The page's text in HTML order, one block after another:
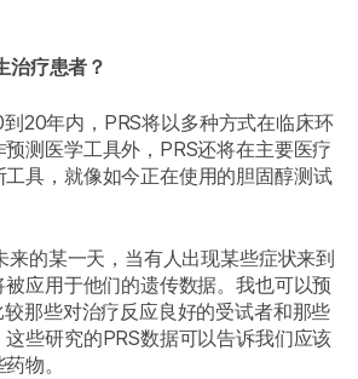
治疗患者？
20年内，PRS将以多种方式在临床环
测医学工具外，PRS还将在主要医疗
具，就像如今正在使用的胆固醇测试
来的某一天，当有人出现某些症状来到
应用于他们的遗传数据。我也可以预
较那些对治疗反应良好的受试者和那些
些研究的PRS数据可以告诉我们应该
物。